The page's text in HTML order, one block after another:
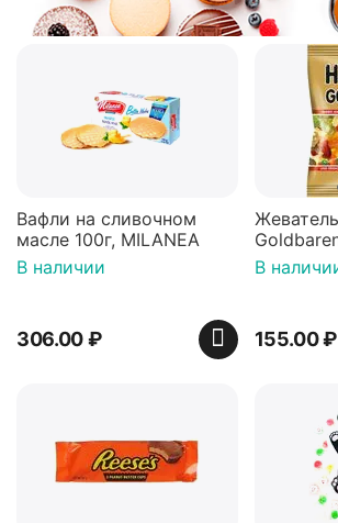
Вафли на сливочном
масле 100г, MILANEA
В наличии
306.00₽
мишки
В
155.00₽